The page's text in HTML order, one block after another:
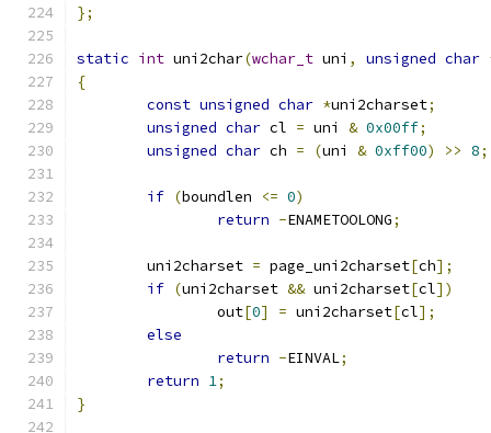
};
static int uni2char(wchar_t uni , unsigned char
{
const unsigned char *uni2charset;
unsigned char cl = uni & 0x00ff;
unsigned char ch = (uni & 0xff00) >> 8;
if (boundlen <= 0)
return -ENAMETOOLONG;
	uni2charset
= page_uni2charset[ch];
if (uni2charset && uni2charset[cl])
		out
[0] = uni2charset[cl];
else
return -EINVAL;
return 1;
}